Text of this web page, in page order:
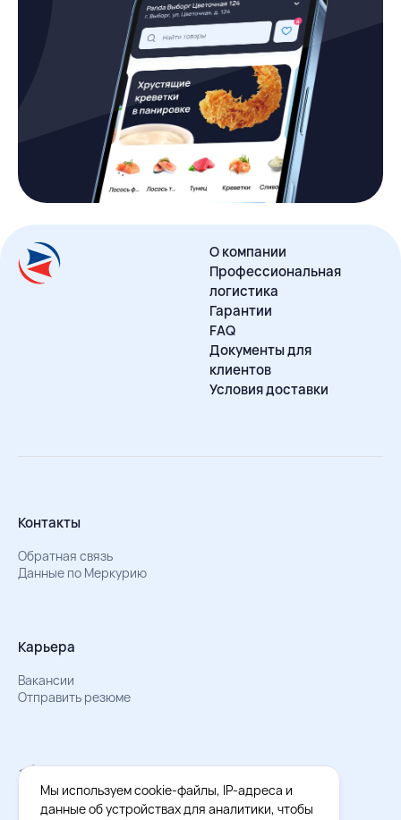
О компании
Профессиональная
логистика
Гарантии
FAQ
Документы для
клиентов
Условия доставки
Контакты
Обратная связь
Данные по Меркурию
Карьера
Вакансии
Отправить резюме
Мы в Телеграм
Документы об обработке персональных данных
Охрана труда – результаты СОУТ
Мы используем cookie-файлы, IP-адреса и
данные об устройствах для аналитики, чтобы